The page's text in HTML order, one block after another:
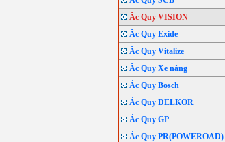
Ắc Quy VISION
Ắc Quy Exide
Ắc Quy Vitalize
Ắc Quy Xe nâng
Ắc Quy Bosch
Ắc Quy DELKOR
Ắc Quy GP
Ắc Quy PR(POWEROAD)